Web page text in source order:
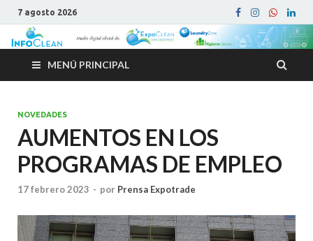
7 agosto 2026
MENÚ PRINCIPAL
NOVEDADES
AUMENTOS EN LOS
PROGRAMAS DE EMPLEO
17 febrero 2023 - por Prensa Expotrade